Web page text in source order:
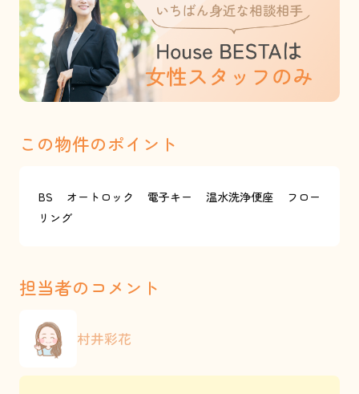
この物件のポイント
BS オートロック 電子キー 温水洗浄便座
フロー
リング
担当者のコメント
村井彩花